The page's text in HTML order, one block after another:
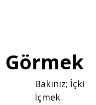
Görmek
Bakınız; İçki
İçmek.